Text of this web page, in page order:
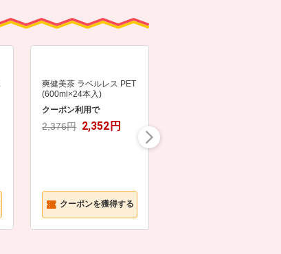
爽健美茶 ラベルレス PET
(600ml×24本入)
クーポン利用で
2,376円 2,352 円
クーポンを獲得する